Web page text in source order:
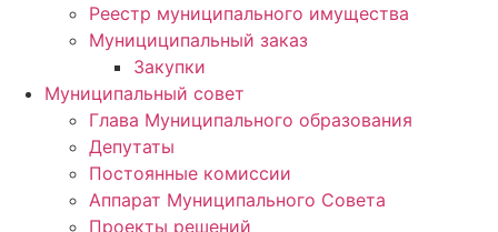
Реестр муниципального имущества
Мунициципальный заказ
Закупки
Муниципальный совет
Глава Муниципального образования
Депутаты
Постоянные комиссии
Аппарат Муниципального Совета
Проекты решений